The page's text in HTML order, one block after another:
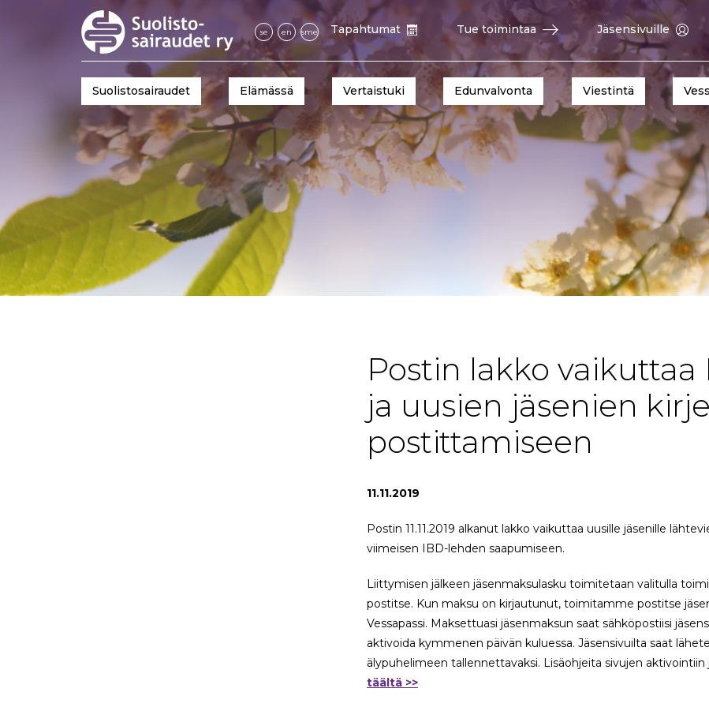
se en sme Tapahtumat Tue toimintaa Jäsensivuille
Suolistosairaudet Elämässä Vertaistuki Edunvalvonta Viestintä
Postin lakko
ja uusien jäsenien
postittamiseen
11.11.2019
Postin 11.11.2019 alkanut lakko vaikuttaa uusille jäsenille
viimeisen IBD-lehden saapumiseen.
Liittymisen jälkeen jäsenmaksulasku toimitetaan valitulla
postitse. Kun maksu on kirjautunut, toimitamme postitse
Vessapassi. Maksettuasi jäsenmaksun saat sähköpostiisi
aktivoida kymmenen päivän kuluessa. Jäsensivuilta saat
älypuhelimeen tallennettavaksi. Lisäohjeita sivujen aktivointiin
täältä >>